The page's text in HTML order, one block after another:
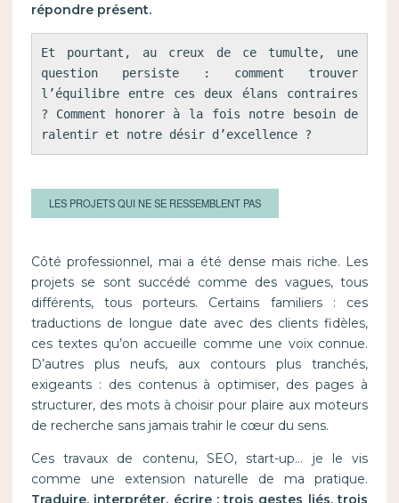
répondre présent.
Et pourtant, au creux de ce tumulte, une
question persiste : comment trouver
l’équilibre entre ces deux élans contraires
? Comment honorer à la fois notre besoin de
ralentir et notre désir d’excellence ?
LES PROJETS QUI NE SE RESSEMBLENT PAS
Côté professionnel, mai a été dense mais riche. Les
projets se sont succédé comme des vagues, tous
différents, tous porteurs. Certains familiers : ces
traductions de longue date avec des clients fidèles,
ces textes qu’on accueille comme une voix connue.
D’autres plus neufs, aux contours plus tranchés,
exigeants : des contenus à optimiser, des pages à
structurer, des mots à choisir pour plaire aux moteurs
de recherche sans jamais trahir le cœur du sens.
Ces travaux de contenu, SEO, start-up… je le vis
comme une extension naturelle de ma pratique.
Traduire, interpréter, écrire : trois gestes liés, trois